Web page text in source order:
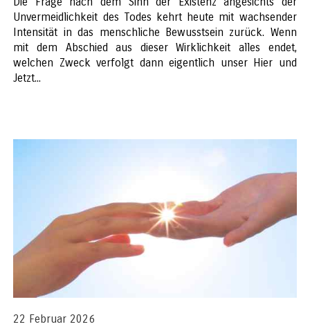
Unvermeidlichkeit des Todes kehrt heute mit wachsender
Intensität in das menschliche Bewusstsein zurück. Wenn
mit dem Abschied aus dieser Wirklichkeit alles endet,
welchen Zweck verfolgt dann eigentlich unser Hier und
Jetzt...
22 Februar 2026